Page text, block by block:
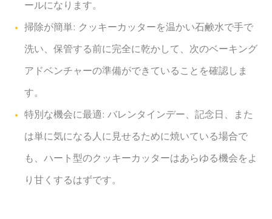
ールになります。
掃除が簡単: クッキーカッターを温かい石鹸水で手で
洗い、保管する前に完全に乾かして、次のベーキング
アドベンチャーの準備ができていることを確認しま
す。
特別な機会に最適: バレンタインデー、記念日、また
は単に気になる人に見せるために焼いている場合で
も、ハート型のクッキーカッターはあらゆる機会をよ
り甘くするはずです。